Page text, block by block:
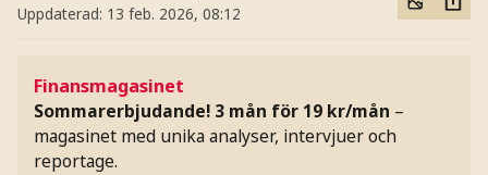
Uppdaterad: 13 feb. 2026, 08:12
Finansmagasinet
Sommarerbjudande! 3 mån för 19 kr/mån –
magasinet med unika analyser, intervjuer och
reportage.